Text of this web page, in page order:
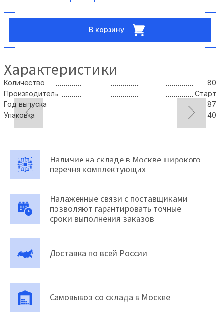
В корзину
Характеристики
Количество
80
Производитель
Старт
Год выпуска
87
Упаковка
40
Наличие на складе в Москве широкого
перечня комплектующих
Налаженные связи с поставщиками
позволяют гарантировать точные
сроки выполнения заказов
Доставка по всей России
Самовывоз со склада в Москве